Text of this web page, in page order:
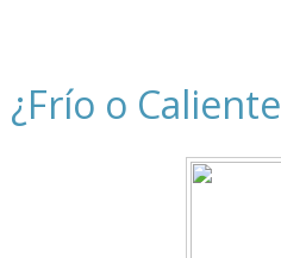
¿Frío o